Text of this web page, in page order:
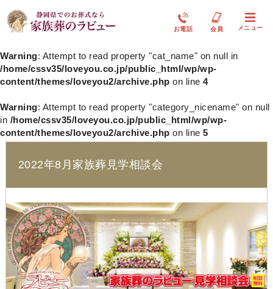
お電話 会員 メニュー
Warning: Attempt to read property "cat_name" on null in
/home/cssv35/loveyou.co.jp/public_html/wp/wp-
content/themes/loveyou2/archive.php on line 4
Warning: Attempt to read property "category_nicename" on null
in /home/cssv35/loveyou.co.jp/public_html/wp/wp-
content/themes/loveyou2/archive.php on line 5
2022年8月家族葬見学相談会